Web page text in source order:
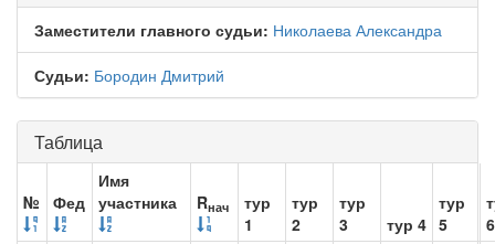
Заместители главного судьи: Николаева Александра
Судьи: Бородин Дмитрий
Таблица
№ Фед
Имя
участника
Rнач
тур
1
тур
2
тур
3
тур 4
тур
5
6